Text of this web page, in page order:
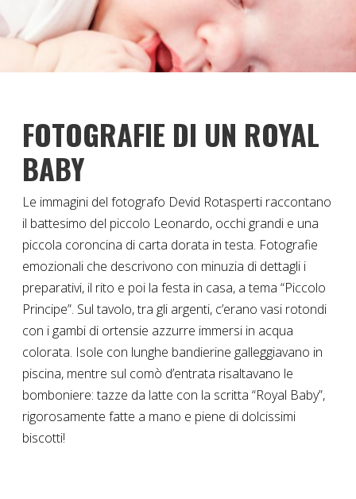
FOTOGRAFIE DI UN ROYAL
BABY
Le immagini del fotografo Devid Rotasperti raccontano
il battesimo del piccolo Leonardo, occhi grandi e una
piccola coroncina di carta dorata in testa. Fotografie
emozionali che descrivono con minuzia di dettagli i
preparativi, il rito e poi la festa in casa, a tema “Piccolo
Principe”. Sul tavolo, tra gli argenti, c’erano vasi rotondi
con i gambi di ortensie azzurre immersi in acqua
colorata. Isole con lunghe bandierine galleggiavano in
piscina, mentre sul comò d’entrata risaltavano le
bomboniere: tazze da latte con la scritta “Royal Baby”,
rigorosamente fatte a mano e piene di dolcissimi
biscotti!